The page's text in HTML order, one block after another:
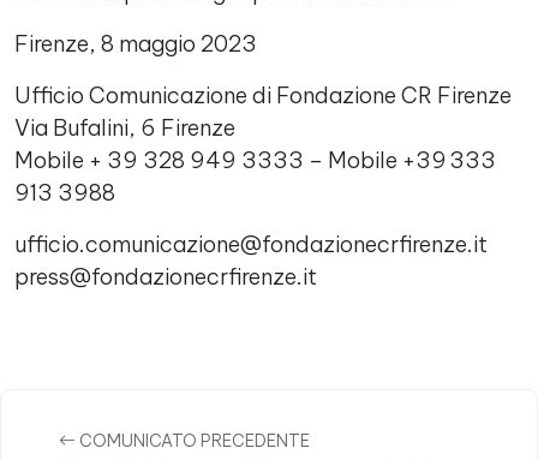
Firenze, 8 maggio 2023
Ufficio Comunicazione di Fondazione CR Firenze
Via Bufalini, 6 Firenze
Mobile + 39 328 949 3333 – Mobile +39 333
913 3988
ufficio.comunicazione@fondazionecrfirenze.it
press@fondazionecrfirenze.it
COMUNICATO PRECEDENTE